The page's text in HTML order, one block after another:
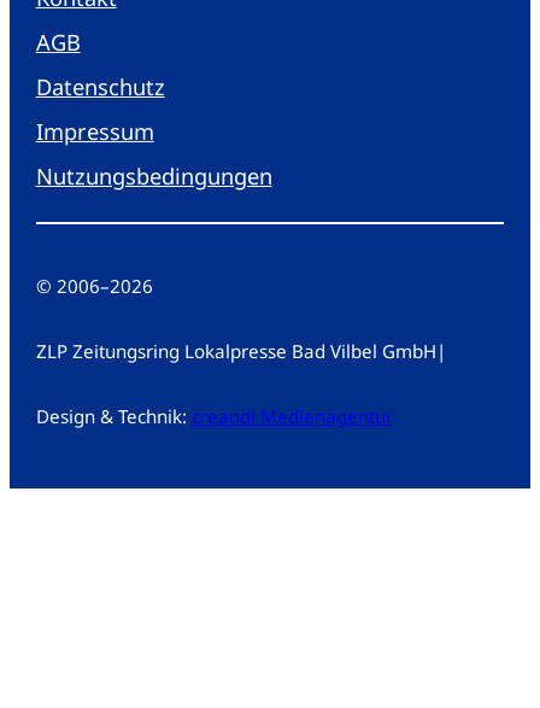
AGB
Datenschutz
Impressum
Nutzungsbedingungen
© 2006–2026
ZLP Zeitungsring Lokalpresse Bad Vilbel GmbH |
Design & Technik: creandi Medienagentur